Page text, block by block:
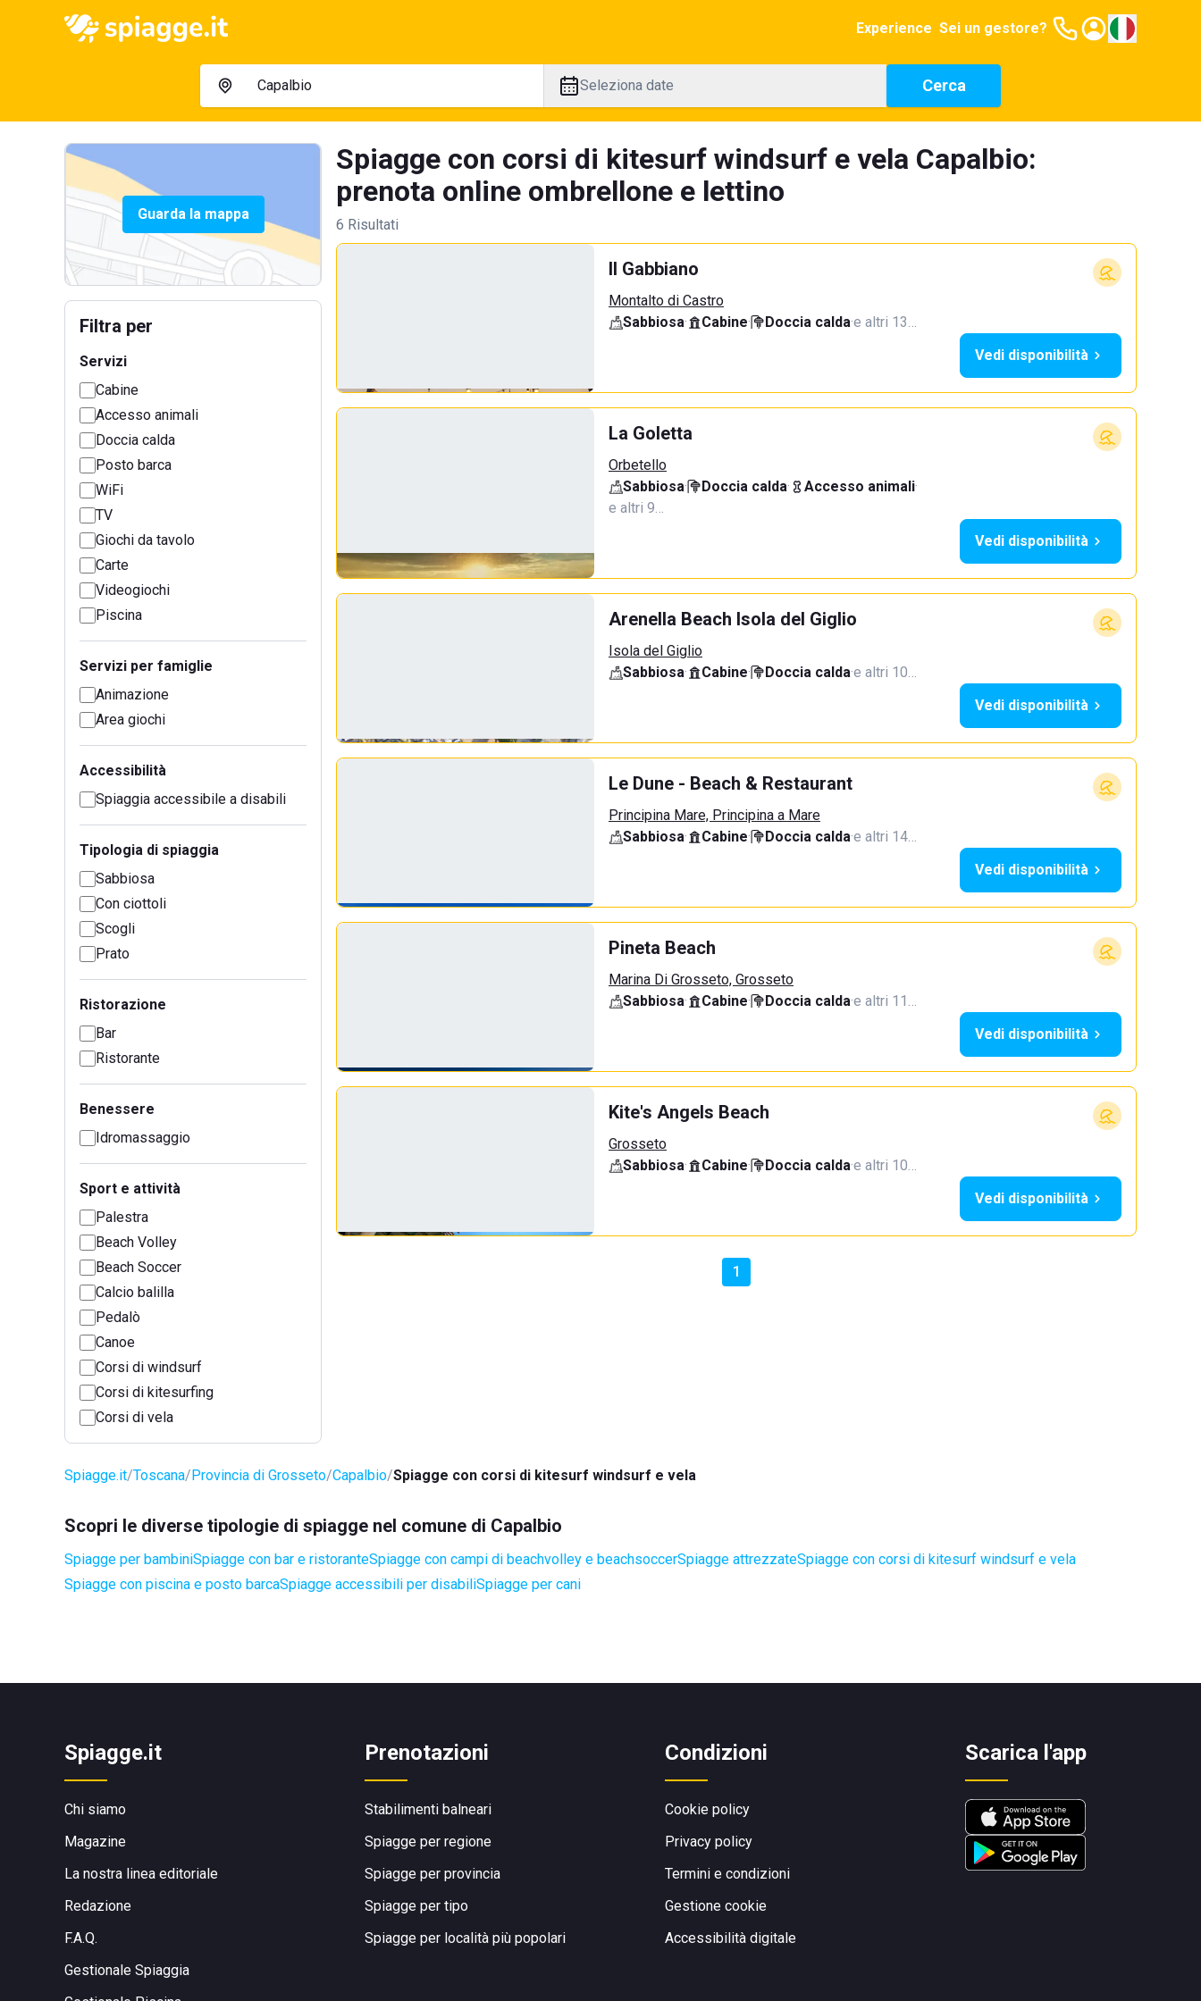
Experience Sei un gestore?
Seleziona date Cerca
Guarda la mappa
Filtra per
Servizi
Cabine
Accesso animali
Doccia calda
Posto barca
WiFi
TV
Giochi da tavolo
Carte
Videogiochi
Piscina
Servizi per famiglie
Animazione
Area giochi
Accessibilità
Spiaggia accessibile a disabili
Tipologia di spiaggia
Sabbiosa
Con ciottoli
Scogli
Prato
Ristorazione
Bar
Ristorante
Benessere
Idromassaggio
Sport e attività
Palestra
Beach Volley
Beach Soccer
Calcio balilla
Pedalò
Canoe
Corsi di windsurf
Corsi di kitesurfing
Corsi di vela
Spiagge con corsi di kitesurf windsurf e vela Capalbio:
prenota online ombrellone e lettino
6 Risultati
Il Gabbiano
Montalto di Castro
Sabbiosa· Cabine· Doccia calda·e altri 13…
Vedi disponibilità
La Goletta
Orbetello
Sabbiosa· Doccia calda· Accesso animali·
e altri 9…
Vedi disponibilità
Arenella Beach Isola del Giglio
Isola del Giglio
Sabbiosa· Cabine· Doccia calda·e altri 10…
Vedi disponibilità
Le Dune - Beach & Restaurant
Principina Mare, Principina a Mare
Sabbiosa· Cabine· Doccia calda·e altri 14…
Vedi disponibilità
Pineta Beach
Marina Di Grosseto, Grosseto
Sabbiosa· Cabine· Doccia calda·e altri 11…
Vedi disponibilità
Kite's Angels Beach
Grosseto
Sabbiosa· Cabine· Doccia calda·e altri 10…
Vedi disponibilità
1
Spiagge.it Toscana Provincia di Grosseto Capalbio Spiagge con corsi di kitesurf windsurf e vela
Scopri le diverse tipologie di spiagge nel comune di Capalbio
Spiagge per bambiniSpiagge con bar e ristoranteSpiagge con campi di beachvolley e beachsoccerSpiagge attrezzateSpiagge con corsi di kitesurf windsurf e vela
Spiagge con piscina e posto barcaSpiagge accessibili per disabiliSpiagge per cani
Spiagge.it
Chi siamo
Magazine
La nostra linea editoriale
Redazione
F.A.Q.
Gestionale Spiaggia
Prenotazioni
Stabilimenti balneari
Spiagge per regione
Spiagge per provincia
Spiagge per tipo
Spiagge per località più popolari
Condizioni
Cookie policy
Privacy policy
Termini e condizioni
Gestione cookie
Accessibilità digitale
Scarica l'app